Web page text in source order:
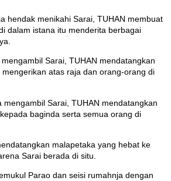
hendak menikahi Sarai, TUHAN membuat
dalam istana itu menderita berbagai
Sarai, TUHAN mendatangkan
atas raja dan orang-orang di
mengambil Sarai, TUHAN mendatangkan
baginda serta semua orang di
malapetaka yang hebat ke
Sarai berada di situ.
Parao dan seisi rumahnja dengan